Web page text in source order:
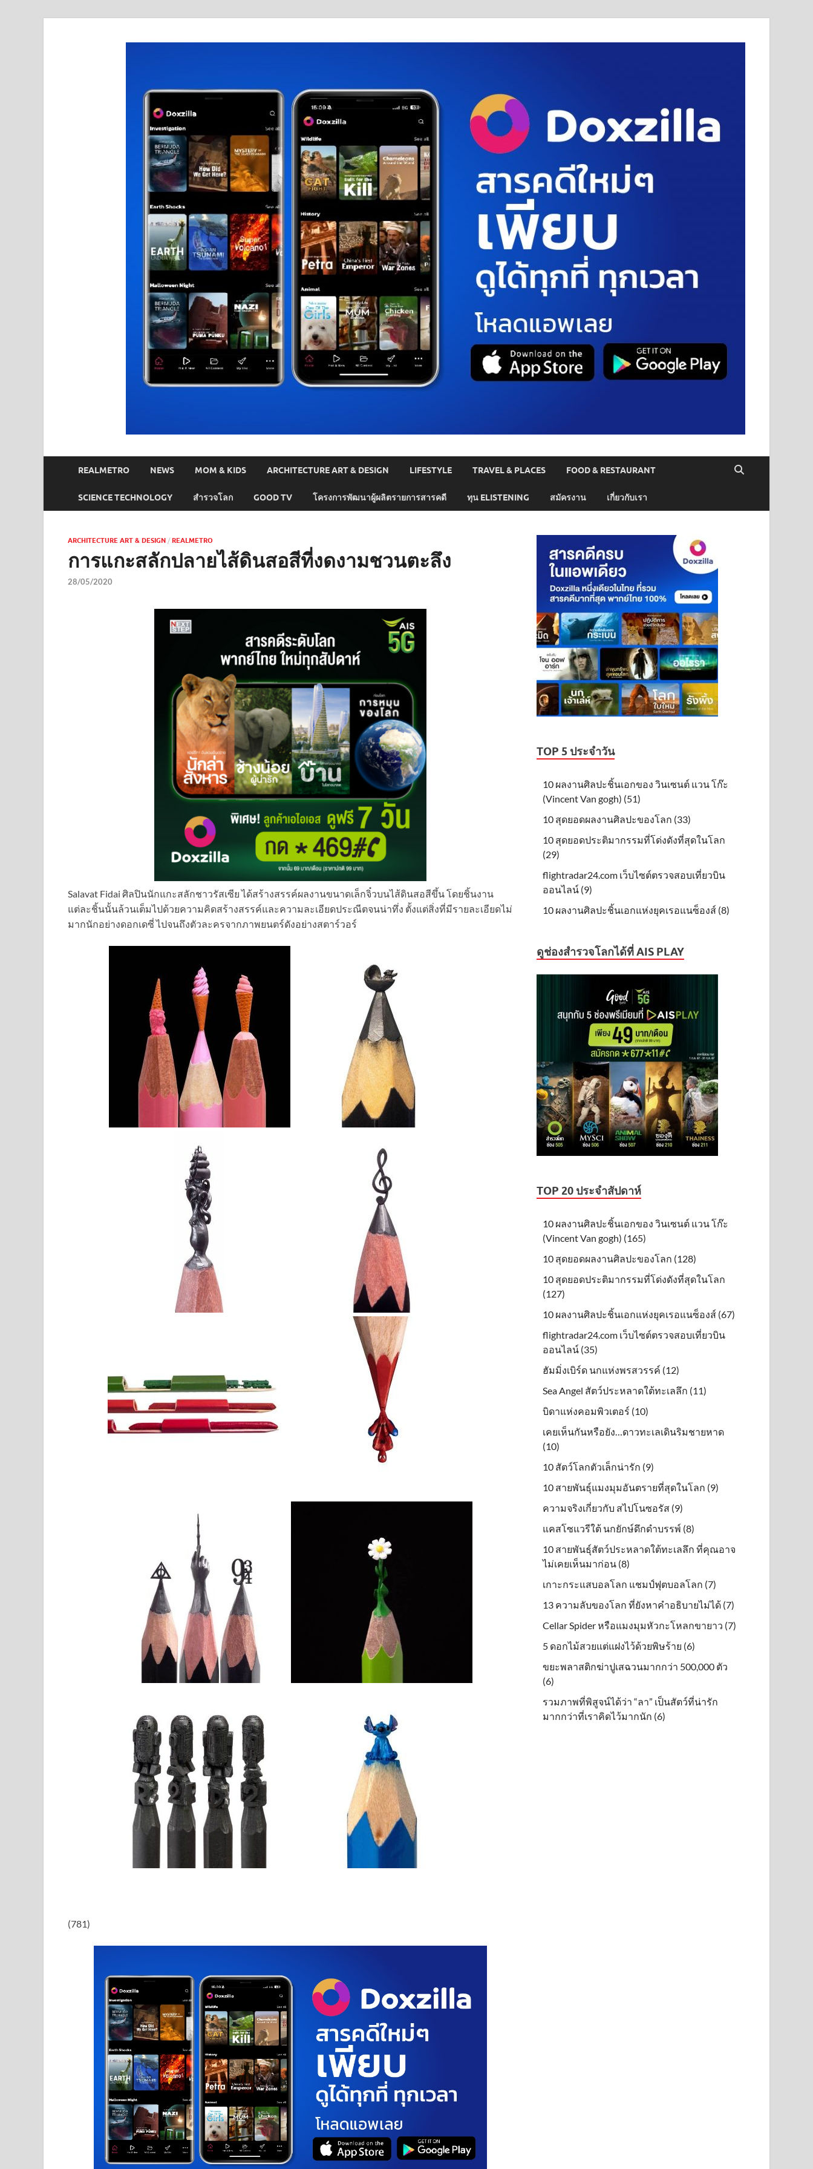
REALMETRO NEWS MOM & KIDS ARCHITECTURE ART & DESIGN LIFESTYLE TRAVEL & PLACES FOOD & RESTAURANT
SCIENCE TECHNOLOGY สำรวจโลก GOOD TV โครงการพัฒนาผู้ผลิตรายการสารคดี ทุน ELISTENING สมัครงาน เกี่ยวกับเรา
ARCHITECTURE ART & DESIGN / REALMETRO
การแกะสลักปลายไส้ดินสอสีที่งดงามชวนตะลึง
28/05/2020
Salavat Fidai ศิลปินนักแกะสลักชาวรัสเซีย ได้สร้างสรรค์ผลงานขนาดเล็กจิ๋วบนไส้ดินสอสีขึ้น โดยชิ้นงาน
แต่ละชิ้นนั้นล้วนเต็มไปด้วยความคิดสร้างสรรค์และความละเอียดประณีตจนน่าทึ่ง ตั้งแต่สิ่งที่มีรายละเอียดไม่
มากนักอย่างดอกเดซี่ ไปจนถึงตัวละครจากภาพยนตร์ดังอย่างสตาร์วอร์
(781)
TOP 5 ประจำวัน
10 ผลงานศิลปะชิ้นเอกของ วินเซนต์ แวน โก๊ะ
(Vincent Van gogh) (51)
10 สุดยอดผลงานศิลปะของโลก (33)
10 สุดยอดประติมากรรมที่โด่งดังที่สุดในโลก
(29)
flightradar24.com เว็บไซต์ตรวจสอบเที่ยวบิน
ออนไลน์ (9)
10 ผลงานศิลปะชิ้นเอกแห่งยุคเรอแนซ็องส์ (8)
ดูช่องสำรวจโลกได้ที่ AIS PLAY
TOP 20 ประจำสัปดาห์
10 ผลงานศิลปะชิ้นเอกของ วินเซนต์ แวน โก๊ะ
(Vincent Van gogh) (165)
10 สุดยอดผลงานศิลปะของโลก (128)
10 สุดยอดประติมากรรมที่โด่งดังที่สุดในโลก
(127)
10 ผลงานศิลปะชิ้นเอกแห่งยุคเรอแนซ็องส์ (67)
flightradar24.com เว็บไซต์ตรวจสอบเที่ยวบิน
ออนไลน์ (35)
ฮัมมิ่งเบิร์ด นกแห่งพรสวรรค์ (12)
Sea Angel สัตว์ประหลาดใต้ทะเลลึก (11)
บิดาแห่งคอมพิวเตอร์ (10)
เคยเห็นกันหรือยัง…ดาวทะเลเดินริมชายหาด
(10)
10 สัตว์โลกตัวเล็กน่ารัก (9)
10 สายพันธุ์แมงมุมอันตรายที่สุดในโลก (9)
ความจริงเกี่ยวกับ สไปโนซอรัส (9)
แคสโซแวรีใต้ นกยักษ์ดึกดําบรรพ์ (8)
10 สายพันธุ์สัตว์ประหลาดใต้ทะเลลึก ที่คุณอาจ
ไม่เคยเห็นมาก่อน (8)
เกาะกระแสบอลโลก แชมป์ฟุตบอลโลก (7)
13 ความลับของโลก ที่ยังหาคำอธิบายไม่ได้ (7)
Cellar Spider หรือแมงมุมหัวกะโหลกขายาว (7)
5 ดอกไม้สวยแต่แฝงไว้ด้วยพิษร้าย (6)
ขยะพลาสติกฆ่าปูเสฉวนมากกว่า 500,000 ตัว
(6)
รวมภาพที่พิสูจน์ได้ว่า “ลา” เป็นสัตว์ที่น่ารัก
มากกว่าที่เราคิดไว้มากนัก (6)